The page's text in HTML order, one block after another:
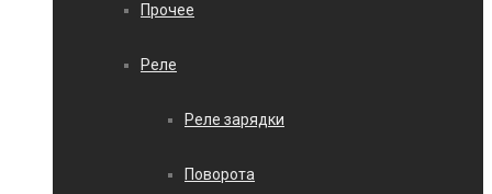
Прочее
Реле
Реле зарядки
Поворота